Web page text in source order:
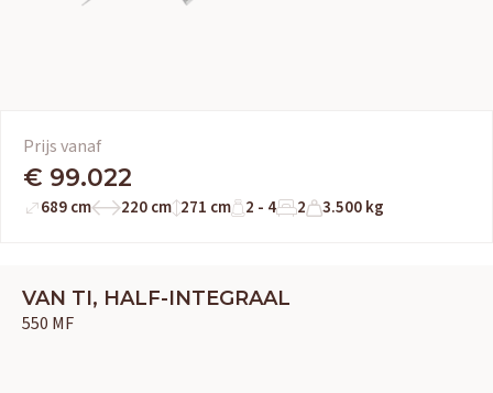
Prijs vanaf
€ 99.022
689 cm 220 cm 271 cm 2 - 4 2 3.500 kg
VAN TI, HALF-INTEGRAAL
550 MF